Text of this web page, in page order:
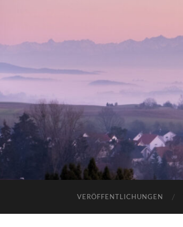
VERÖFFENTLICHUNGEN